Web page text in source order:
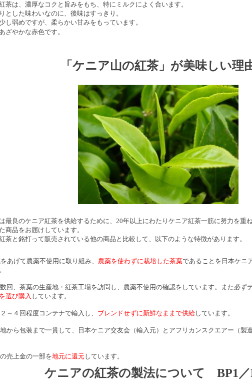
茶は、濃厚なコクと旨みをもち、特にミルクによく合います。
とした味わいなのに、後味はすっきり。
し弱めですが、柔らかい甘みをもっています。
ざやかな赤色です。
「ケニア山の紅茶」が美味しい理
最良のケニア紅茶を供給するために、20年以上にわたりケニア紅茶一筋に努力を重
商品をお届けしています。
茶と銘打って販売されている他の商品と比較して、以下のような特徴があります。
あげて農薬不使用に取り組み、 農薬を使わずに栽培した茶葉であることを日本ケニ
回、茶葉の生産地・紅茶工場を訪問し、農薬不使用の確認をしています。また必ず
選び購入 しています。
～４回程度コンテナで輸入し、 ブレンドせずに新鮮なままで供給しています。
から包装まで一貫して、日本ケニア交友会（輸入元）とアフリカンスクエアー（製
売上金の一部を地元に還元しています。
ケニアの紅茶の製法について BP1／